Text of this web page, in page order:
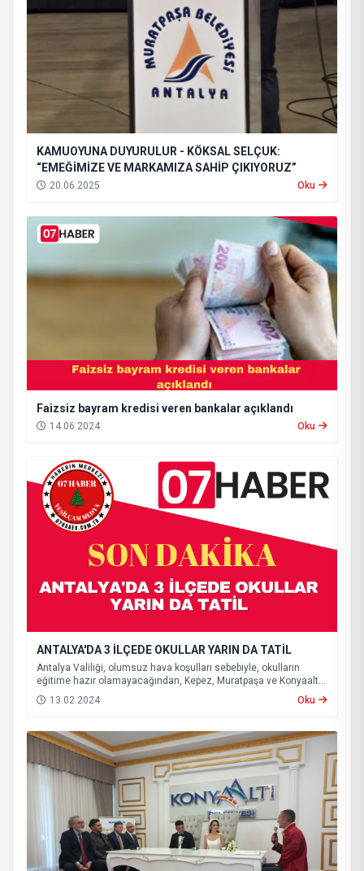
KAMUOYUNA DUYURULUR - KÖKSAL SELÇUK:
“EMEĞİMİZE VE MARKAMIZA SAHİP ÇIKIYORUZ”
20.06.2025 Oku
Faizsiz bayram kredisi veren bankalar açıklandı
14.06.2024 Oku
ANTALYA'DA 3 İLÇEDE OKULLAR YARIN DA TATİL
Antalya Valiliği, olumsuz hava koşulları sebebiyle, okulların
eğitime hazır olamayacağından, Kepez, Muratpaşa ve Konyaaltı
ilçelerinde eğitime yarın da ara verileceğini açıkladı.
13.02.2024 Oku